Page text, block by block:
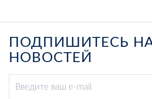
ПОДПИШИТЕСЬ
НОВОСТЕЙ